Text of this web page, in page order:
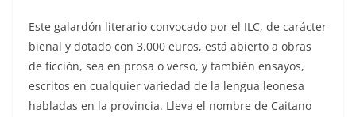
Este galardón literario convocado por el ILC, de carácter
bienal y dotado con 3.000 euros, está abierto a obras
de ficción, sea en prosa o verso, y también ensayos,
escritos en cualquier variedad de la lengua leonesa
habladas en la provincia. Lleva el nombre de Caitano